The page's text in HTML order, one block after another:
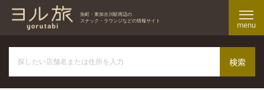
魚町・東加古川駅周辺の
スナック・ラウンジなどの情報サイト
menu